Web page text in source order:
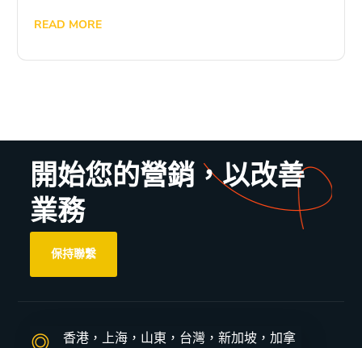
READ MORE
開始您的營銷，以改善
業務
保持聯繫
香港，上海，山東，台灣，新加坡，加拿